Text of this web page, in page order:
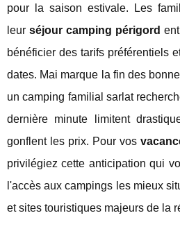
pour la saison estivale. Les
leur séjour camping périgord
bénéficier des tarifs préférentiels
dates. Mai marque la fin des
un camping familial sarlat
dernière minute limitent
gonflent les prix. Pour vos
privilégiez cette anticipation qui
l'accès aux campings les mieux
et sites touristiques majeurs de la